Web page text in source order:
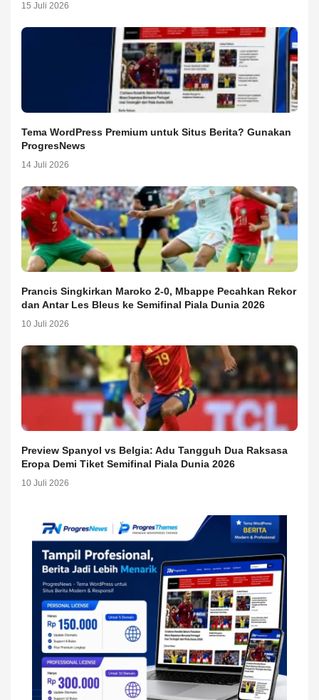
15 Juli 2026
Tema WordPress Premium untuk Situs Berita? Gunakan
ProgresNews
14 Juli 2026
Prancis Singkirkan Maroko 2-0, Mbappe Pecahkan Rekor
dan Antar Les Bleus ke Semifinal Piala Dunia 2026
10 Juli 2026
Preview Spanyol vs Belgia: Adu Tangguh Dua Raksasa
Eropa Demi Tiket Semifinal Piala Dunia 2026
10 Juli 2026